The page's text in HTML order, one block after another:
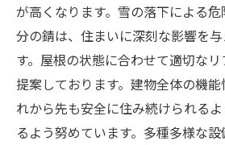
が高くなります。雪の落下による
分の錆は、住まいに深刻な影響を
す。屋根の状態に合わせて適切な
提案しております。建物全体の機
れから先も安全に住み続けられる
るよう努めています。多種多様な